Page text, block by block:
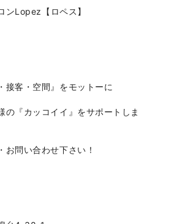
ンLopez【ロペス】
接客・空間』をモットーに
の『カッコイイ』をサポートしま
お問い合わせ下さい！